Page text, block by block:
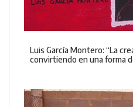
Luis García Montero: “La
convirtiendo en una forma